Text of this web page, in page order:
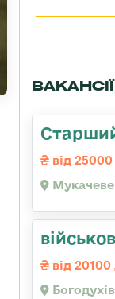
ВАКАНСІЇ
від
від